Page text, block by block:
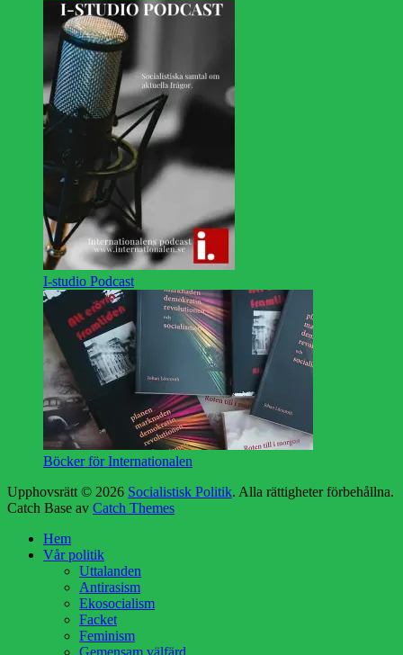
I-studio Podcast
Böcker för Internationalen
Upphovsrätt © 2026 Socialistisk Politik. Alla rättigheter förbehållna.
Catch Base av Catch Themes
Hem
Vår politik
Uttalanden
Antirasism
Ekosocialism
Facket
Feminism
Gemensam välfärd